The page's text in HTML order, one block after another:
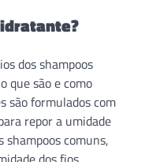
dos shampoos
que são e como
são formulados com
repor a umidade
shampoos comuns,